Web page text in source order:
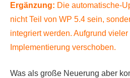
Ergänzung: Die automatische-
nicht Teil von WP 5.4 sein,
integriert werden. Aufgrund
Implementierung verschoben.
Was als große Neuerung aber